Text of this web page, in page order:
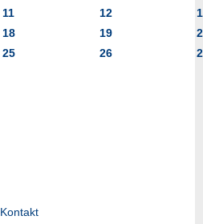
11 12
18 19
25 26
Kontakt